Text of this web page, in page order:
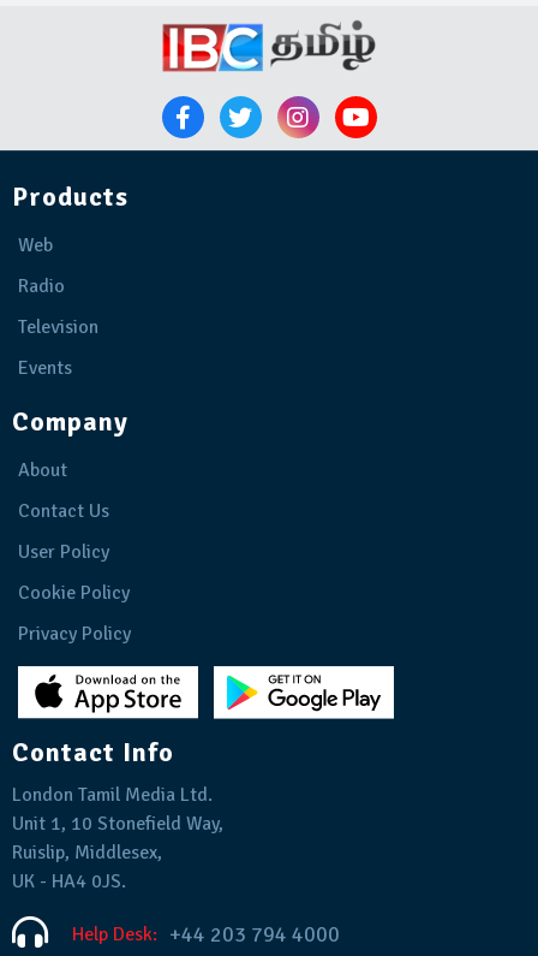
Products
Web
Radio
Television
Events
Company
About
Contact Us
User Policy
Cookie Policy
Privacy Policy
Contact Info
London Tamil Media Ltd.
Unit 1, 10 Stonefield Way,
Ruislip, Middlesex,
UK - HA4 0JS.
Help Desk: +44 203 794 4000